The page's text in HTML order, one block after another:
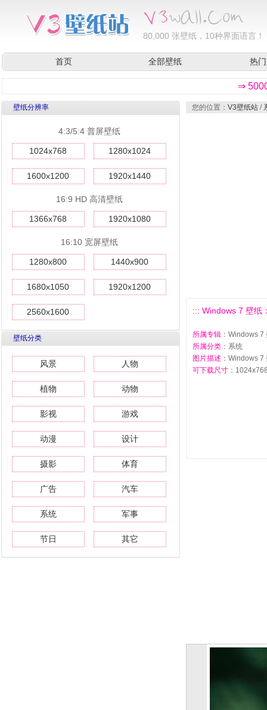
80,000 张壁纸，10种界面语言！
首页 全部壁纸 热
⇒
壁纸分辨率
4:3/5:4 普屏壁纸
1024x768 1280x1024
1600x1200 1920x1440
16:9 HD 高清壁纸
1366x768 1920x1080
16:10 宽屏壁纸
1280x800 1440x900
1680x1050 1920x1200
2560x1600
壁纸分类
风景 人物
植物 动物
影视 游戏
动漫 设计
摄影 体育
广告 汽车
系统 军事
节日 其它
您的位置： V3壁纸站 /
::: Windows 7 壁纸
所属专辑 ：Windows
所属分类 ：系统
图片描述 ：Windows
可下载尺寸 ：